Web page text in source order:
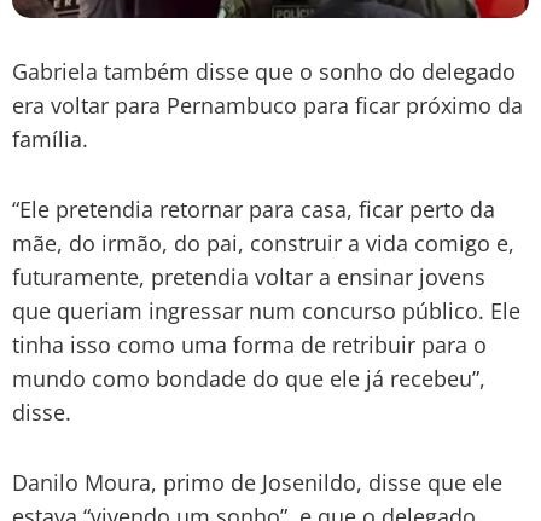
Gabriela também disse que o sonho do delegado
era voltar para Pernambuco para ficar próximo da
família.
“Ele pretendia retornar para casa, ficar perto da
mãe, do irmão, do pai, construir a vida comigo e,
futuramente, pretendia voltar a ensinar jovens
que queriam ingressar num concurso público. Ele
tinha isso como uma forma de retribuir para o
mundo como bondade do que ele já recebeu”,
disse.
Danilo Moura, primo de Josenildo, disse que ele